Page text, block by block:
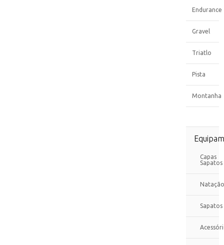
Endurance
Gravel
Triatlo
Pista
Montanha
Capas
Sapatos
Natação
Sapatos